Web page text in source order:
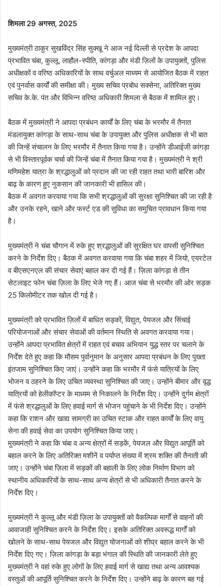
शिमला 29 अगस्त, 2025
मुख्यमंत्री ठाकुर सुखविंद्र सिंह सुक्खू ने आज नई दिल्ली से प्रदेश के आपदा
प्रभावित चंबा, कुल्लू, लाहौल-स्पीति, कांगड़ा और मंडी ज़िलों के उपायुक्तों, पुलिस
अधीक्षकों व वरिष्ठ अधिकारियों के साथ वर्चुअल माध्यम से आयोजित बैठक में राहत
एवं पुनर्वास कार्यों की समीक्षा की। मुख्य सचिव प्रबोध सक्सेना, अतिरिक्त मुख्य
सचिव के.के. पंत और विभिन्न वरिष्ठ अधिकारी शिमला से बैठक में शामिल हुए।
बैठक में मुख्यमंत्री ने आपदा प्रबंधन कार्यों के लिए चंबा के भरमौर में तैनात
मंडलायुक्त कांगड़ा के साथ-साथ चंबा के उपायुक्त और पुलिस अधीक्षक से भी बात
की जिन्हें संचालन के लिए भरमौर में तैनात किया गया है। उन्होंने डीआईजी कांगड़ा
से भी विस्तारपूर्वक चर्चा की जिन्हें चंबा में तैनात किया गया है। मुख्यमंत्री ने श्री
मणिमहेश यात्रा के श्रद्धालुओं को प्रदान की जा रही राहत तथा भारी बारिश और
बाढ़ के कारण हुए नुकसान की जानकारी भी हासिल की।
बैठक में अवगत करवाया गया कि सभी श्रद्धालुओं की सुरक्षा सुनिश्चित की जा रही है
और उनके रहने, खाने और फर्स्ट एड की सुविधा का समुचित प्रावधान किया गया
है।
मुख्यमंत्री ने चंबा चौगान में रुके हुए श्रद्धालुओं की सुरक्षित घर वापसी सुनिश्चित
करने के निर्देश दिए। बैठक में अवगत करवाया गया कि चंबा शहर में जियो, एयरटेल
व बीएसएनएल की संचार सेवाएं बहाल कर दी गई हैं। ज़िला कांगड़ा से तीन
सेटलाइट फोन चंबा ज़िला के लिए भेजे गए हैं। आज चंबा से भरमौर की ओर सड़क
25 किलोमीटर तक खोल दी गई है।
मुख्यमंत्री को प्रभावित ज़िलों में बाधित सड़कों, विद्युत, पेयजल और सिंचाई
परियोजनाओं और संचार सेवाओं की वर्तमान स्थिति से अवगत करवाया गया।
उन्होंने आपदा प्रभावित क्षेत्रों में राहत एवं बचाव अभियान युद्ध स्तर पर चलाने के
निर्देश देते हुए कहा कि मौसम पुर्वानुमान के अनुसार आपदा प्रबंधन के लिए पुख्ता
इंतजाम सुनिश्चित किए जाएं। उन्होंने कहा कि भरमौर में फंसे यात्रियों के लिए
भोजन व ठहरने के लिए उचित व्यवस्था सुनिश्चित की जाए। उन्होंने बीमार और वृद्ध
यात्रियों को हेलीकॉप्टर के माध्यम से निकालने के निर्देश दिए। उन्होंने दुर्गम क्षेत्रों
में फंसे श्रद्धालुओं के लिए हवाई मार्ग से भोजन पहुंचाने के भी निर्देश दिए। उन्होंने
कहा कि राशन और खाद्य सामग्री का उचित स्टाक और राहत कार्यों के लिए वायु
सेना की हवाई सेवा का उपयोग सुनिश्चित किया जाए।
मुख्यमंत्री ने कहा कि चंबा व अन्य क्षेत्रों में सड़कें, पेयजल और विद्युत आपूर्ति को
बहाल करने के लिए अतिरिक्त मशीनें व पर्याप्त संख्या में श्रम शक्ति की तैनाती की
जाए। उन्होंने चंबा ज़िला में सड़कों की बहाली के लिए लोक निर्माण विभाग को
स्थानीय अधिकारियों के साथ-साथ अन्य क्षेत्रों से भी अधिकारी तैनात करने के
निर्देश दिए।
मुख्यमंत्री ने कुल्लू और मंडी ज़िला के उपायुक्तों को वैकल्पिक मार्गों से वाहनों की
आवाजाही सुनिश्चित करने के निर्देश दिए। इसके अतिरिक्त अवरूद्ध मार्गों को
खोलने के साथ-साथ पेयजल और विद्युत योजनाओं को शीघ्र बहाल करने के भी
निर्देश दिए गए। ज़िला कांगड़ा के बड़ा भंगाल की स्थिति की जानकारी लेते हुए
मुख्यमंत्री ने वहां रुके हुए लोगों के लिए हवाई मार्ग से खाद्य तथा अन्य आवश्यक
वस्तुओं की आपूर्ति सुनिश्चित करने के निर्देश दिए। उन्होंने बाढ़ के कारण बह गई